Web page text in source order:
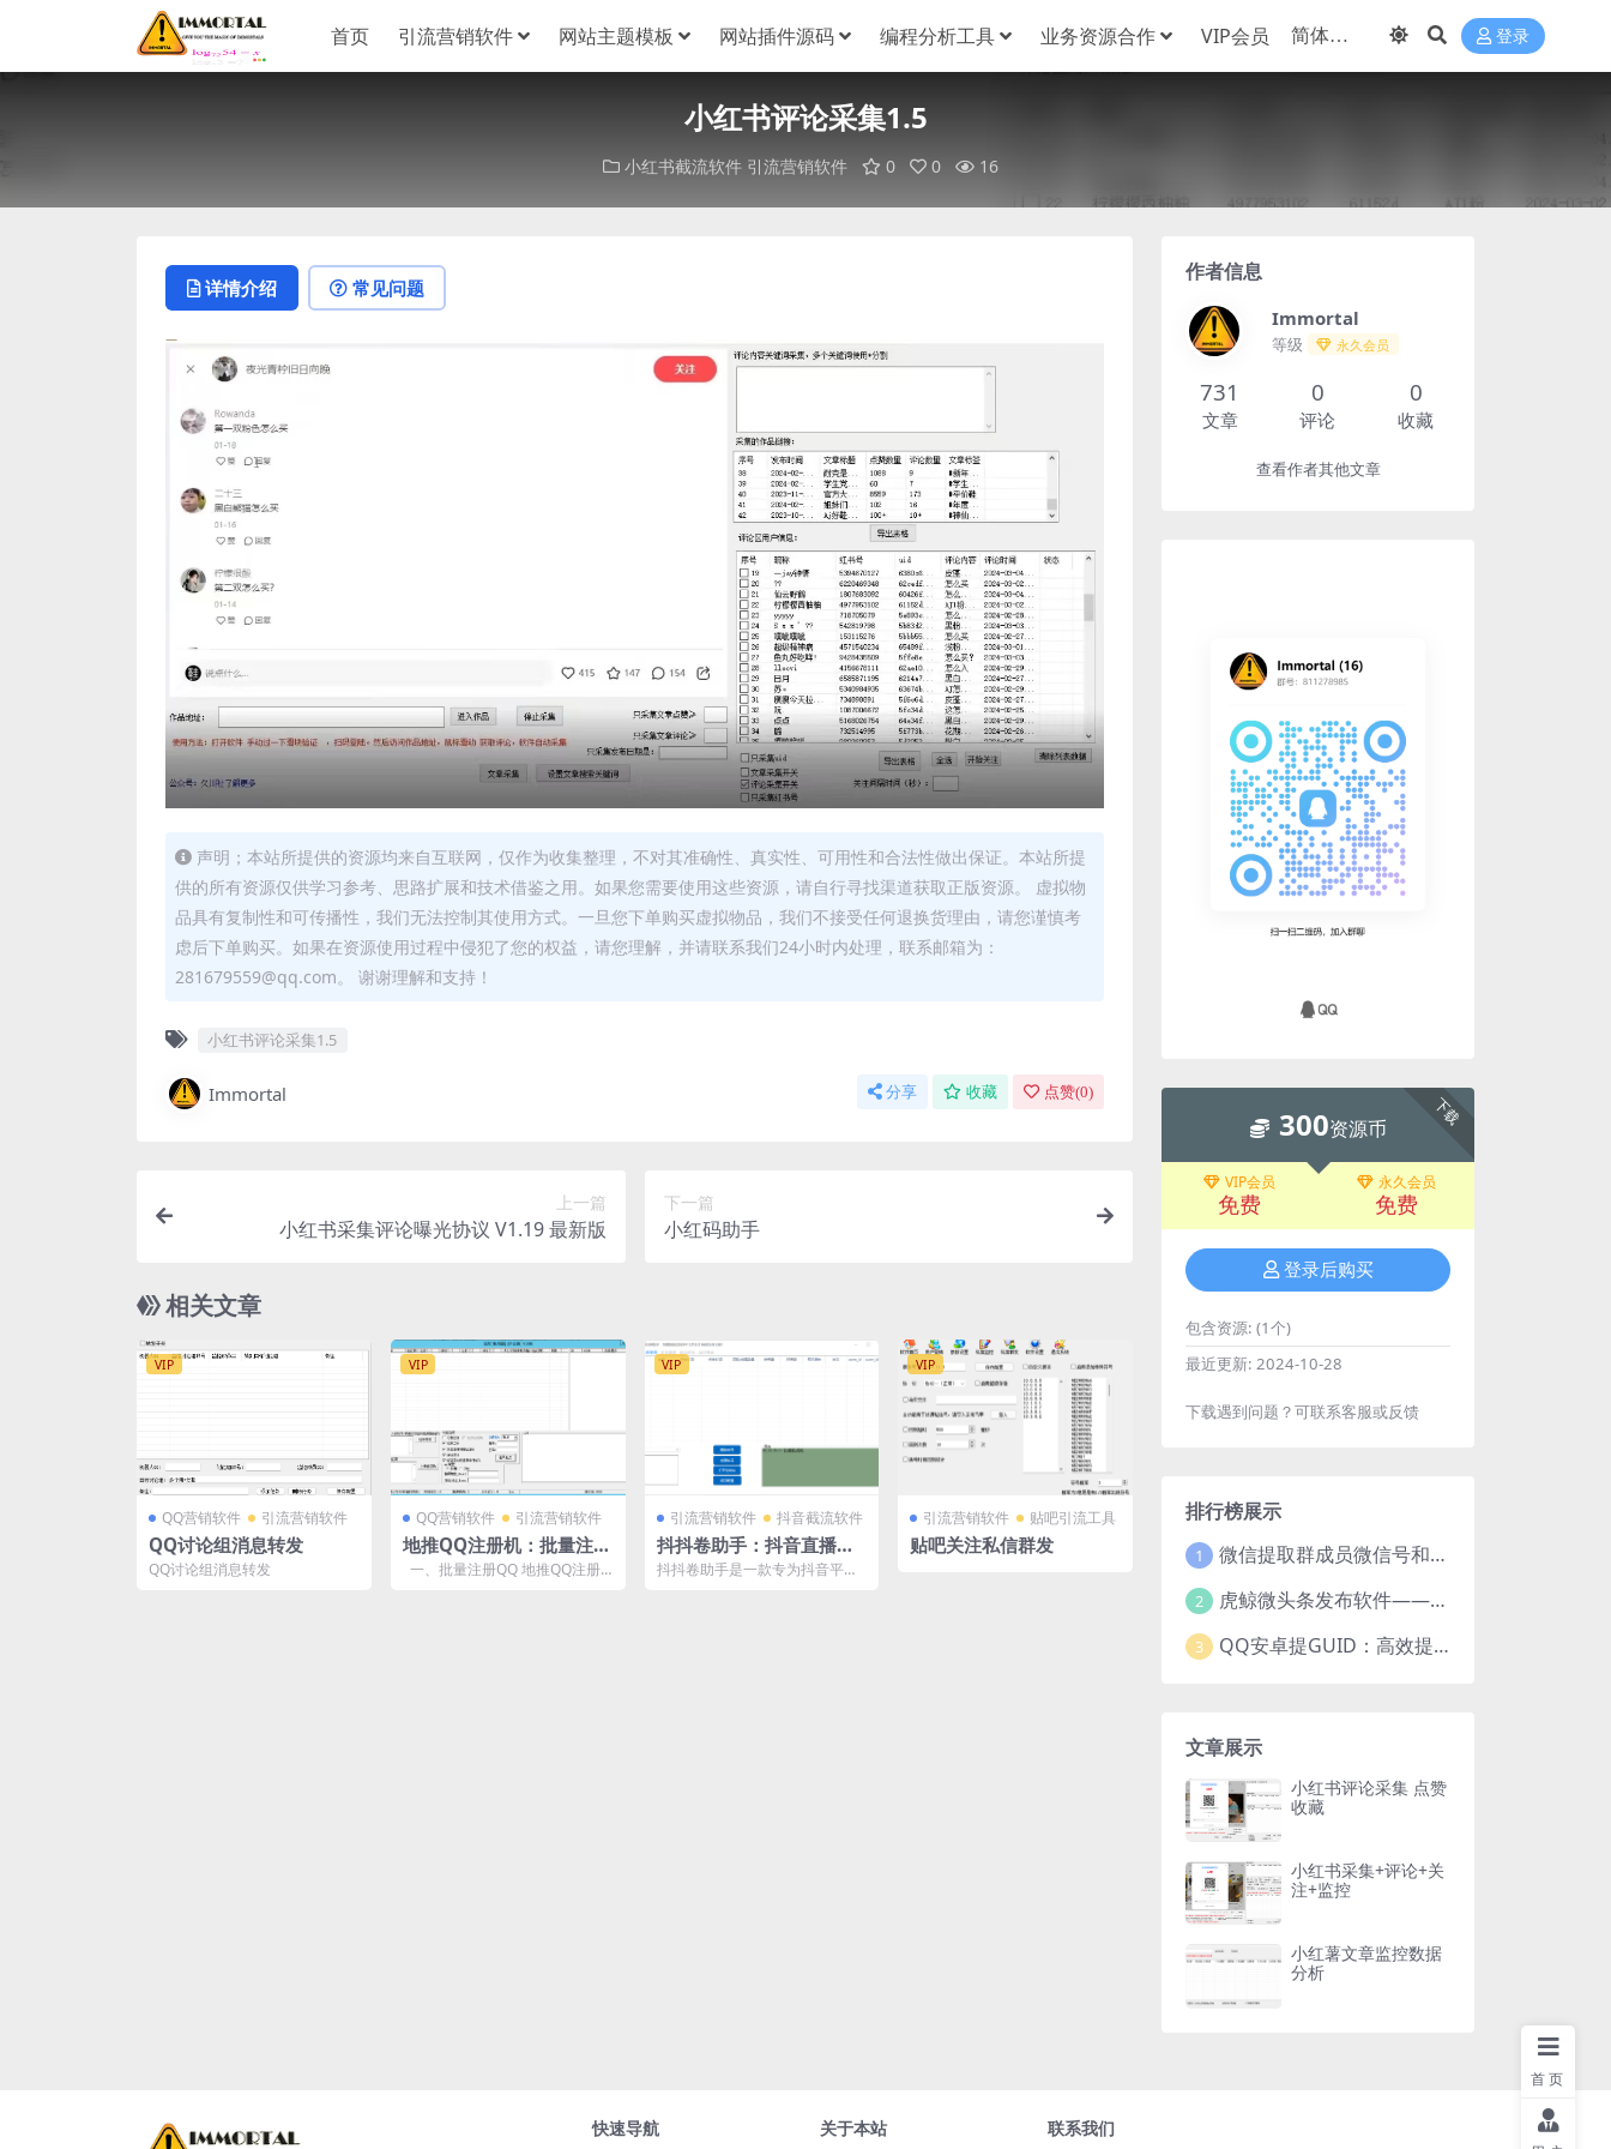
首页 引流营销软件 网站主题模板 网站插件源码 编程分析工具 业务资源合作 VIP会员 登录
小红书评论采集1.5
小红书截流软件 引流营销软件 0 0 16
详情介绍 常见问题
声明；本站所提供的资源均来自互联网，仅作为收集整理，不对其准确性、真实性、可用性和合法性做出保证。本站所提
供的所有资源仅供学习参考、思路扩展和技术借鉴之用。如果您需要使用这些资源，请自行寻找渠道获取正版资源。 虚拟物
品具有复制性和可传播性，我们无法控制其使用方式。一旦您下单购买虚拟物品，我们不接受任何退换货理由，请您谨慎考
虑后下单购买。如果在资源使用过程中侵犯了您的权益，请您理解，并请联系我们24小时内处理，联系邮箱为：
281679559@qq.com。 谢谢理解和支持！
小红书评论采集1.5
Immortal 分享 收藏 点赞(0)
上一篇
小红书采集评论曝光协议 V1.19 最新版
下一篇
小红码助手
相关文章
VIP
QQ营销软件 引流营销软件
QQ讨论组消息转发
QQ讨论组消息转发
VIP
QQ营销软件 引流营销软件
地推QQ注册机：批量注册
QQ，轻松实现账号管理
一、批量注册QQ 地推QQ注册
VIP
引流营销软件 抖音截流软件
抖抖卷助手：抖音直播间
优惠卷管理神器
抖抖卷助手是一款专为抖音平台
VIP
引流营销软件 贴吧引流工具
贴吧关注私信群发
作者信息
Immortal
等级 永久会员
731
文章
0
评论
0
收藏
查看作者其他文章
下载
300资源币
VIP会员
免费
永久会员
免费
登录后购买
包含资源: (1个)
最近更新: 2024-10-28
下载遇到问题？可联系客服或反馈
排行榜展示
1 微信提取群成员微信号和VXid工具：功能介绍与使用指南
2 虎鲸微头条发布软件——智能高效的自媒体管理工具
3 QQ安卓提GUID：高效提取常用安卓QQGUID的新工具
文章展示
小红书评论采集 点赞
收藏
小红书采集+评论+关
注+监控
小红薯文章监控数据
分析
快速导航
关于本站
联系我们
首页